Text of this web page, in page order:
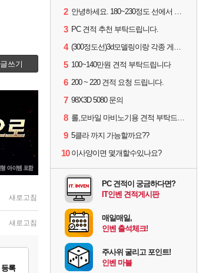
글쓰기
새로고침
새로고침
등록
2 안녕하세요. 180~230정도 선에서 잡고싶습니다.
3 PC 견적 추천 부탁드립니다.
4 (300정도선)3d모델링이랑 각종 게임을 하는데 견적부탁드립니다!300정도선
5 100~140만원 견적 부탁드립니다
6 200 ~ 220 견적 요청 드립니다.
7 98X3D 5080 문의
8 롤,모바일 마비노기용 견적 부탁드립니다(예산150으로 수정)
9 5클라 까지 가능할까요??
10 이사양이면 몇개할수있나요?
PC 견적이 궁금하다면?
IT인벤 견적게시판
매일매일,
인벤 출석체크!
주사위 굴리고 포인트!
인벤 마블